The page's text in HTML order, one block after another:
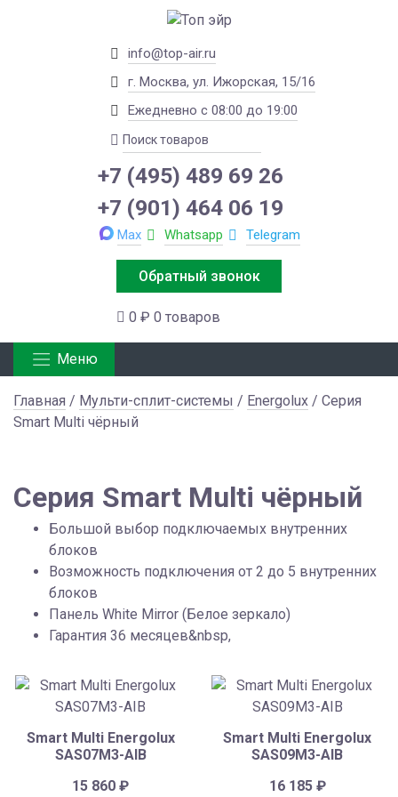
info@top-air.ru
г. Москва, ул. Ижорская, 15/16
Ежедневно с 08:00 до 19:00
+7 (495) 489 69 26
+7 (901) 464 06 19
Max Whatsapp Telegram
Обратный звонок
0 ₽ 0 товаров
Меню
Главная / Мульти-сплит-системы / Energolux / Серия
Smart Multi чёрный
Серия Smart Multi чёрный
Большой выбор подключаемых внутренних
блоков
Возможность подключения от 2 до 5 внутренних
блоков
Панель White Mirror (Белое зеркало)
Гарантия 36 месяцев&nbsp,
Smart Multi Energolux
SAS07M3-AIB
15 860₽
Smart Multi Energolux
SAS09M3-AIB
16 185 ₽